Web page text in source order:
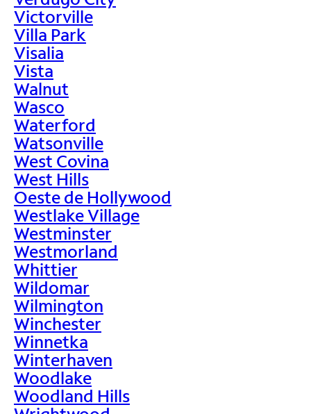
Victorville
Villa Park
Visalia
Vista
Walnut
Wasco
Waterford
Watsonville
West Covina
West Hills
Oeste de Hollywood
Westlake Village
Westminster
Westmorland
Whittier
Wildomar
Wilmington
Winchester
Winnetka
Winterhaven
Woodlake
Woodland Hills